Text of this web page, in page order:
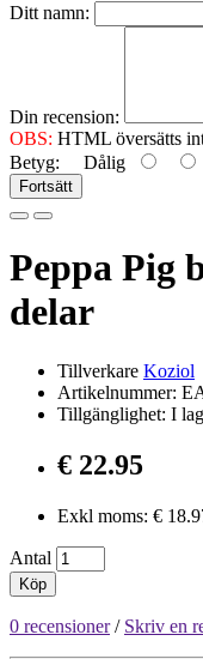
Ditt namn:
Din recension:
OBS: HTML översätts
Betyg: Dålig
Fortsätt
Peppa Pig
delar
Tillverkare Koziol
Artikelnummer:
Tillgänglighet: I
€ 22.95
Exkl moms: €
Antal
Köp
0 recensioner/ Skriv en